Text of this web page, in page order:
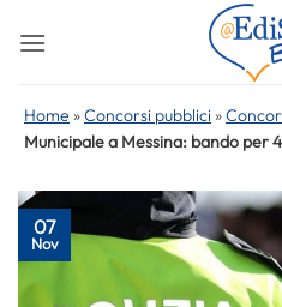
Home »Concorsi pubblici »
Municipale a Messina: bando per
07
Nov